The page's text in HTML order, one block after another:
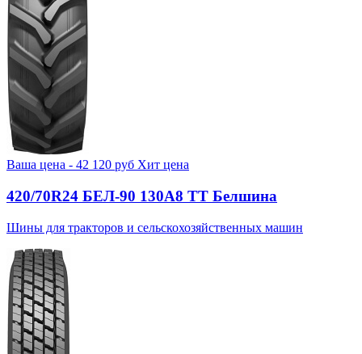
Ваша цена - 42 120 руб Хит цена
420/70R24 БЕЛ-90 130А8 TT Белшина
Шины для тракторов и сельскохозяйственных машин